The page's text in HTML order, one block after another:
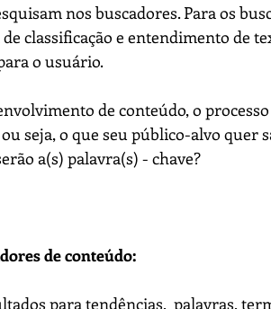
nos buscadores. Para os
classificação e entendimento de
o usuário.
de conteúdo, o
seja, o que seu público-alvo quer
a(s) palavra(s) - chave?
de conteúdo:
para tendências,  palavras,